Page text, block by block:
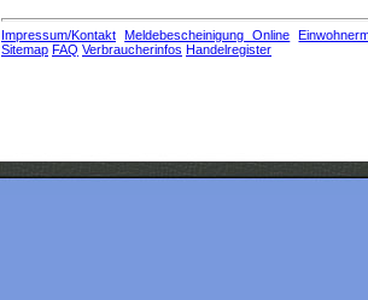
Impressum/Kontakt Meldebescheinigung Online
Sitemap FAQ Verbraucherinfos Handelregister